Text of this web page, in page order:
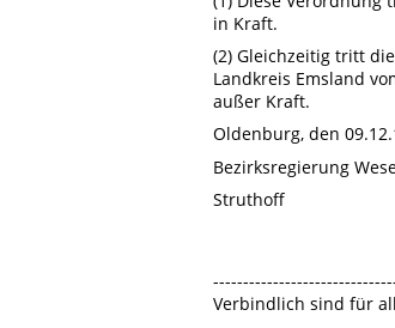
in Kraft.
(2) Gleichzeitig tritt
Landkreis Emsland
außer Kraft.
Oldenburg, den
Bezirksregierung
Struthoff
Verbindlich sind für